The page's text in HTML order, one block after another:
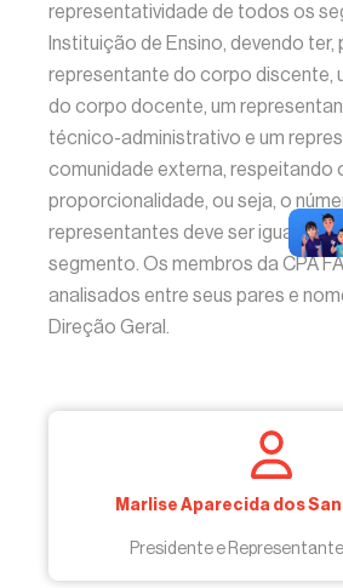
representatividade de todos os
Instituição de Ensino, devendo ter,
representante do corpo discente,
do corpo docente, um
técnico-administrativo e um
comunidade externa, respeitando
proporcionalidade, ou seja, o
representantes deve ser igual,
segmento. Os membros da CPA
analisados entre seus pares e
Direção Geral.
Marlise Aparecida dos
Presidente e